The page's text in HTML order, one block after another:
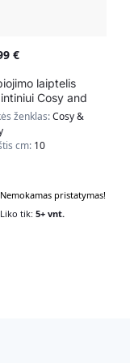
€
laiptelis
Cosy and
ženklas:Cosy &
cm: 10
Liko tik:5+ vnt.
Nemokamas pristatymas!